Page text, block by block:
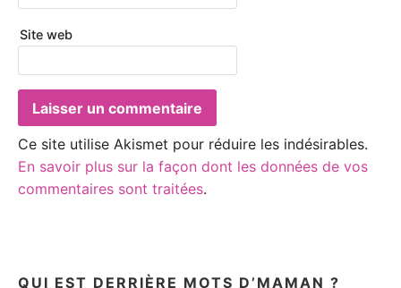
Site web
Ce site utilise Akismet pour réduire les indésirables.
En savoir plus sur la façon dont les données de vos
commentaires sont traitées.
QUI EST DERRIÈRE MOTS D’MAMAN ?